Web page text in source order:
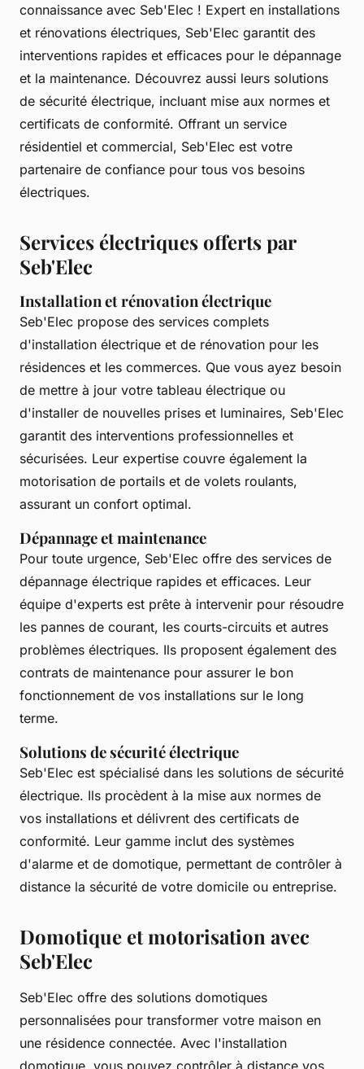
connaissance avec Seb'Elec ! Expert en installations
et rénovations électriques, Seb'Elec garantit des
interventions rapides et efficaces pour le dépannage
et la maintenance. Découvrez aussi leurs solutions
de sécurité électrique, incluant mise aux normes et
certificats de conformité. Offrant un service
résidentiel et commercial, Seb'Elec est votre
partenaire de confiance pour tous vos besoins
électriques.
Services électriques offerts par
Seb'Elec
Installation et rénovation électrique
Seb'Elec propose des services complets
d'installation électrique et de rénovation pour les
résidences et les commerces. Que vous ayez besoin
de mettre à jour votre tableau électrique ou
d'installer de nouvelles prises et luminaires, Seb'Elec
garantit des interventions professionnelles et
sécurisées. Leur expertise couvre également la
motorisation de portails et de volets roulants,
assurant un confort optimal.
Dépannage et maintenance
Pour toute urgence, Seb'Elec offre des services de
dépannage électrique rapides et efficaces. Leur
équipe d'experts est prête à intervenir pour résoudre
les pannes de courant, les courts-circuits et autres
problèmes électriques. Ils proposent également des
contrats de maintenance pour assurer le bon
fonctionnement de vos installations sur le long
terme.
Solutions de sécurité électrique
Seb'Elec est spécialisé dans les solutions de sécurité
électrique. Ils procèdent à la mise aux normes de
vos installations et délivrent des certificats de
conformité. Leur gamme inclut des systèmes
d'alarme et de domotique, permettant de contrôler à
distance la sécurité de votre domicile ou entreprise.
Domotique et motorisation avec
Seb'Elec
Seb'Elec offre des solutions domotiques
personnalisées pour transformer votre maison en
une résidence connectée. Avec l'installation
domotique, vous pouvez contrôler à distance vos